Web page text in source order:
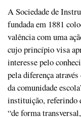
A Sociedade de
fundada em 1881
valência com uma
cujo princípio visa
interesse pelo
pela diferença
da comunidade
instituição, referindo
“de forma